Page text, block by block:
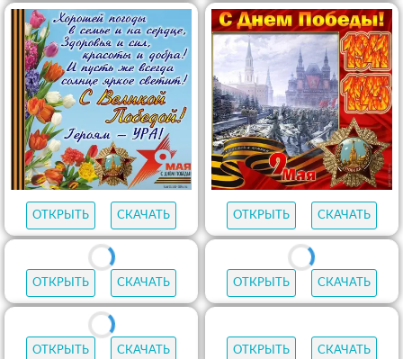
ОТКРЫТЬ СКАЧАТЬ ОТКРЫТЬ СКАЧАТЬ